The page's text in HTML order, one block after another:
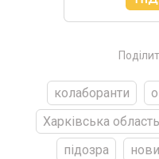
колаборанти
Харківська область
підозра